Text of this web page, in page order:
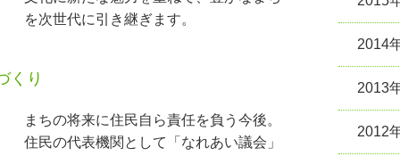
を次世代に引き継ぎます。
くり
まちの将来に住民自ら責任を負う今後。
住民の代表機関として「なれあい議会」
2014
2013
2012